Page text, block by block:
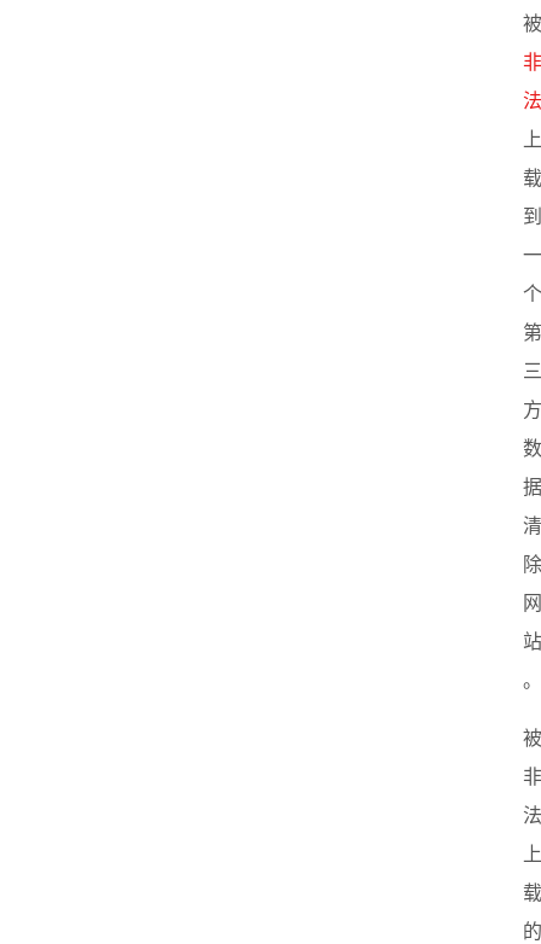
被
非
法
上
载
到
一
个
第
三
方
数
据
清
除
网
站
。
被
非
法
上
载
的